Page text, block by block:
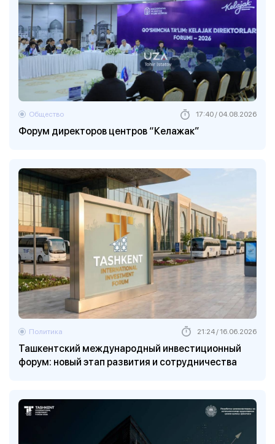
Форум директоров центров “Келажак”
Общество 17:40 / 04.08.2026
Ташкентский международный инвестиционный
форум: новый этап развития и сотрудничества
Политика 21:24 / 16.06.2026